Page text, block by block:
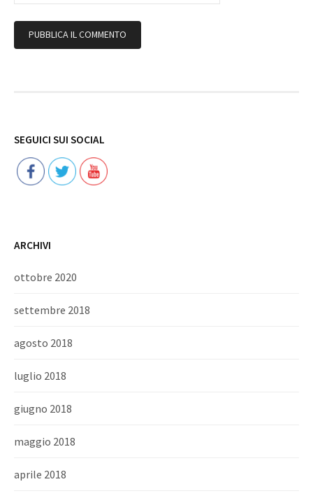
SEGUICI SUI SOCIAL
ARCHIVI
ottobre 2020
settembre 2018
agosto 2018
luglio 2018
giugno 2018
maggio 2018
aprile 2018